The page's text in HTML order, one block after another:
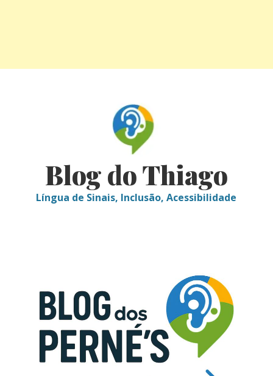
Blog do Thiago
Língua de Sinais, Inclusão, Acessibilidade